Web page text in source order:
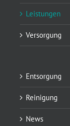
Leistungen
Versorgung
Entsorgung
Reinigung
News